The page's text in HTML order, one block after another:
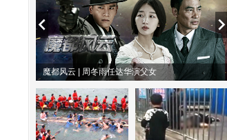
魔都风云 | 周冬雨任达华演父女